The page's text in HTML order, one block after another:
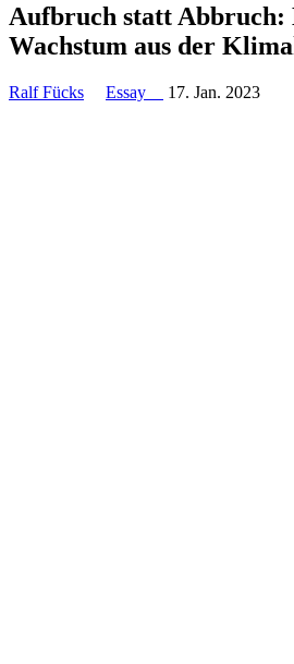
Aufbruch statt
Wachstum aus der
Ralf Fücks Essay 17. Jan. 2023